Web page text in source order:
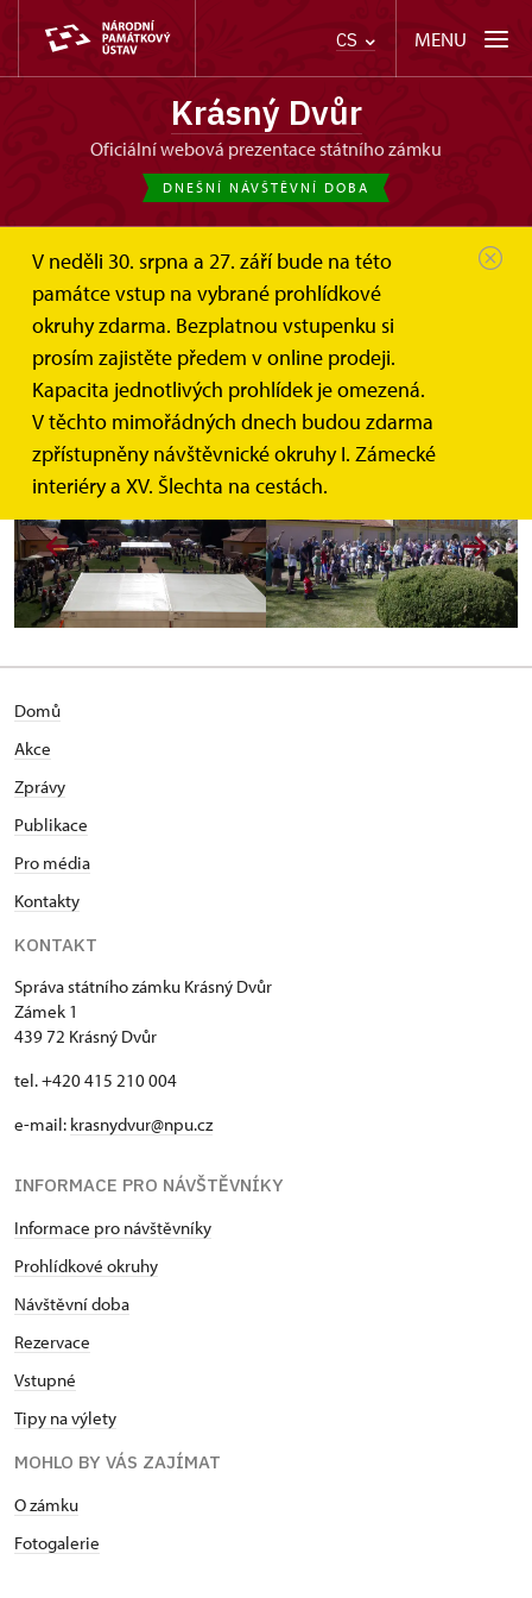
CS MENU
Krásný Dvůr
oficiální webová prezentace státního zámku
DNEŠNÍ NÁVŠTĚVNÍ DOBA
V neděli 30. srpna a 27. září bude na této
památce vstup na vybrané prohlídkové
okruhy zdarma. Bezplatnou vstupenku si
prosím zajistěte předem v online prodeji.
Kapacita jednotlivých prohlídek je omezená.
V těchto mimořádných dnech budou zdarma
zpřístupněny návštěvnické okruhy I. Zámecké
interiéry a XV. Šlechta na cestách.
Pohádkové Velikonoce
20. dubna
Domů
Akce
Zprávy
Publikace
Pro média
Kontakty
KONTAKT
Správa státního zámku Krásný Dvůr
Zámek 1
439 72 Krásný Dvůr
tel. +420 415 210 004
e-mail: krasnydvur@npu.cz
INFORMACE PRO NÁVŠTĚVNÍKY
Informace pro návštěvníky
Prohlídkové okruhy
Návštěvní doba
Rezervace
Vstupné
Tipy na výlety
MOHLO BY VÁS ZAJÍMAT
O zámku
Fotogalerie